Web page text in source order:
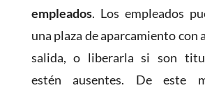
empleados. Los empleados
una plaza de aparcamiento con
salida, o liberarla si son
estén ausentes. De este